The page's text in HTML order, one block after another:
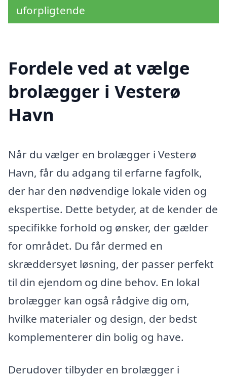
uforpligtende
Fordele ved at vælge
brolægger i Vesterø
Havn
Når du vælger en brolægger i Vesterø
Havn, får du adgang til erfarne fagfolk,
der har den nødvendige lokale viden og
ekspertise. Dette betyder, at de kender de
specifikke forhold og ønsker, der gælder
for området. Du får dermed en
skræddersyet løsning, der passer perfekt
til din ejendom og dine behov. En lokal
brolægger kan også rådgive dig om,
hvilke materialer og design, der bedst
komplementerer din bolig og have.
Derudover tilbyder en brolægger i